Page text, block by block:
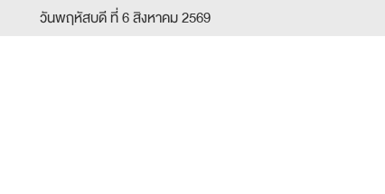
วันพฤหัสบดี ที่ 6 สิงหาคม 2569